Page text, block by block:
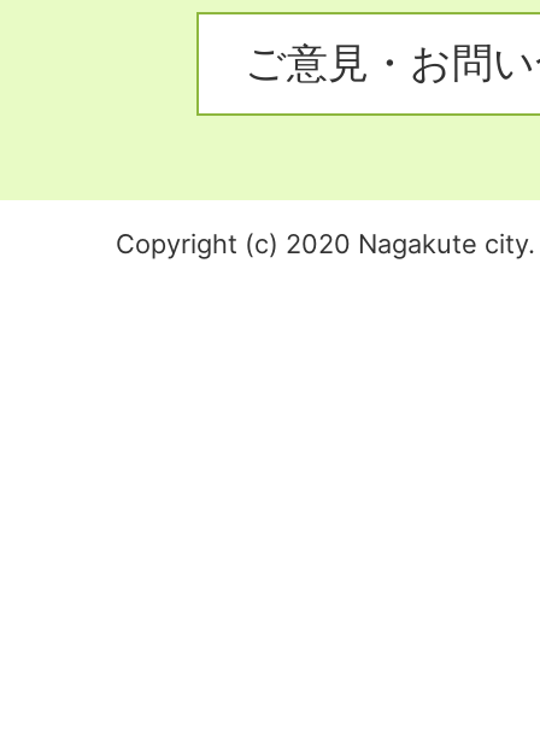
ご意見・お問
Copyright (c) 2020 Nagakute